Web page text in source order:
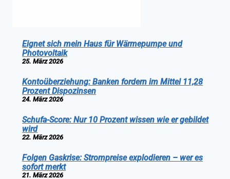
Eignet sich mein Haus für Wärmepumpe und
Photovoltaik
25. März 2026
Kontoüberziehung: Banken fordern im Mittel 11,28
Prozent Dispozinsen
24. März 2026
Schufa-Score: Nur 10 Prozent wissen wie er gebildet
wird
22. März 2026
Folgen Gaskrise: Strompreise explodieren – wer es
sofort merkt
21. März 2026